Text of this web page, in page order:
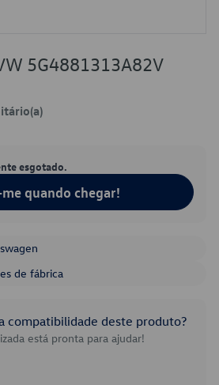
5G4881313A82V
esgotado.
quando chegar!
de fábrica
compatibilidade deste produto?
está pronta para ajudar!